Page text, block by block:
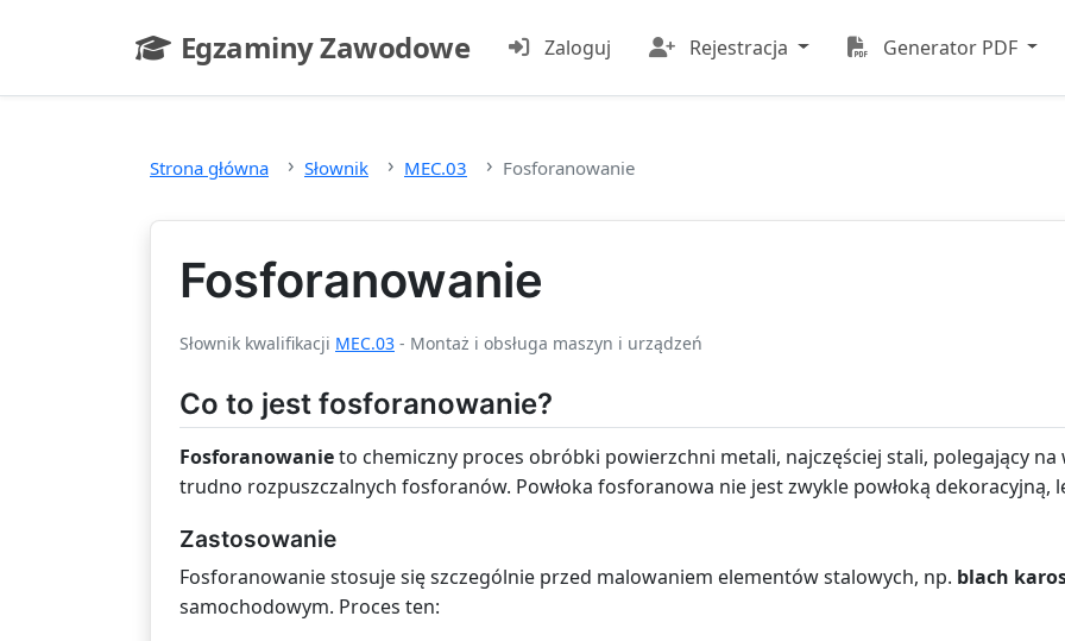
Egzaminy Zawodowe
- strona główna
Zaloguj Rejestracja Generator PDF
Strona główna Słownik MEC.03 Fosforanowanie
Fosforanowanie
Słownik kwalifikacji MEC.03 - Montaż i obsługa maszyn i urządzeń
Co to jest fosforanowanie?
Fosforanowanieto chemiczny proces obróbki powierzchni metali, najczęściej stali, polegający
trudno rozpuszczalnych fosforanów. Powłoka fosforanowa nie jest zwykle powłoką dekoracyjną,
Zastosowanie
Fosforanowanie stosuje się szczególnie przed malowaniem elementów stalowych, np. blach
samochodowym. Proces ten: